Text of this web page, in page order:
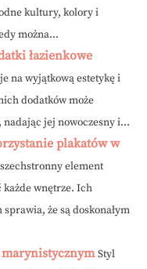
kultury, kolory i
można...
łazienkowe
na wyjątkową estetykę i
dodatków może
jej nowoczesny i...
plakatów w
element
wnętrze. Ich
że są doskonałym
Styl